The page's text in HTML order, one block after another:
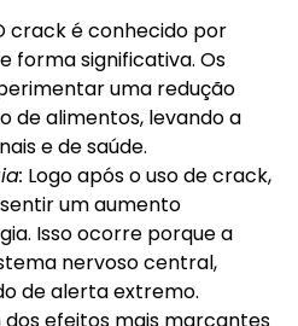
crack é conhecido por
forma significativa. Os
uma redução
de alimentos, levando a
e de saúde.
Logo após o uso de crack,
um aumento
Isso ocorre porque a
nervoso central,
de alerta extremo.